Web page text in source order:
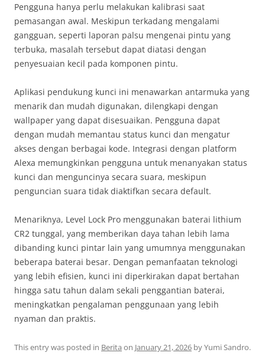
Pengguna hanya perlu melakukan kalibrasi saat
pemasangan awal. Meskipun terkadang mengalami
gangguan, seperti laporan palsu mengenai pintu yang
terbuka, masalah tersebut dapat diatasi dengan
penyesuaian kecil pada komponen pintu.
Aplikasi pendukung kunci ini menawarkan antarmuka yang
menarik dan mudah digunakan, dilengkapi dengan
wallpaper yang dapat disesuaikan. Pengguna dapat
dengan mudah memantau status kunci dan mengatur
akses dengan berbagai kode. Integrasi dengan platform
Alexa memungkinkan pengguna untuk menanyakan status
kunci dan menguncinya secara suara, meskipun
penguncian suara tidak diaktifkan secara default.
Menariknya, Level Lock Pro menggunakan baterai lithium
CR2 tunggal, yang memberikan daya tahan lebih lama
dibanding kunci pintar lain yang umumnya menggunakan
beberapa baterai besar. Dengan pemanfaatan teknologi
yang lebih efisien, kunci ini diperkirakan dapat bertahan
hingga satu tahun dalam sekali penggantian baterai,
meningkatkan pengalaman penggunaan yang lebih
nyaman dan praktis.
This entry was posted in Berita on January 21, 2026 byYumi Sandro.